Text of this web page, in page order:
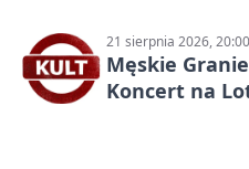
21 sierpnia 2026, 20:00
Męskie
Koncert na